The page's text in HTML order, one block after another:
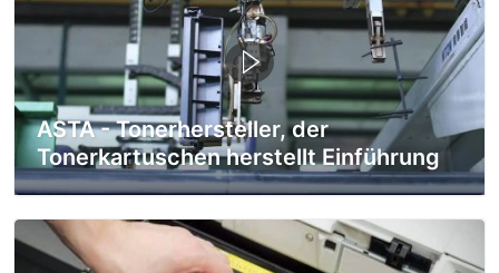
ASTA - Tonerhersteller, der
Tonerkartuschen herstellt Einführung